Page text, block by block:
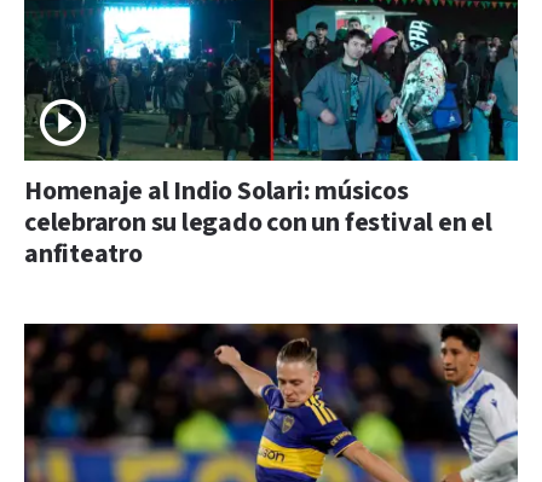
Homenaje al Indio Solari: músicos
celebraron su legado con un festival en el
anfiteatro